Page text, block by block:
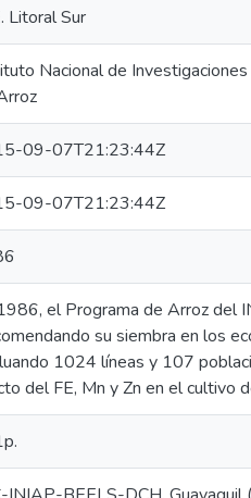
Litoral Sur
Nacional de
09-07T21:23:44Z
09-07T21:23:44Z
el Programa de Arroz del
su siembra en los
1024 líneas y 107
del FE, Mn y Zn en el cultivo